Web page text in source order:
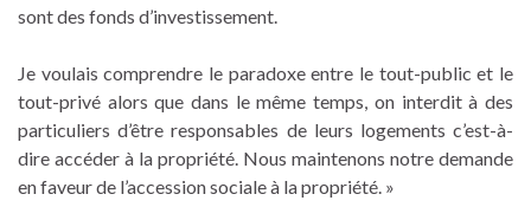
sont des fonds d’investissement.
Je voulais comprendre le paradoxe entre le tout-public et le
tout-privé alors que dans le même temps, on interdit à des
particuliers d’être responsables de leurs logements c’est-à-
dire accéder à la propriété. Nous maintenons notre demande
en faveur de l’accession sociale à la propriété. »